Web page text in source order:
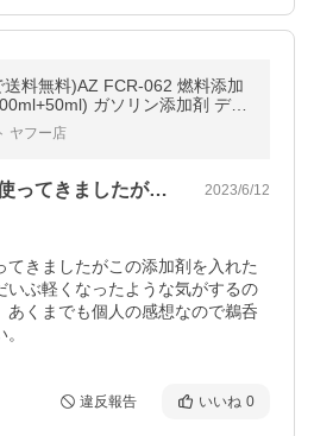
送料無料)AZ FCR-062 燃料添加
ガソリン添加剤 ディ
ヤフー店
前から添加剤は色々使ってきましたがこの… 2023/6/12
てきましたがこの添加剤を入れた
いぶ軽くなったような気がするの
あくまでも個人の感想なので鵜呑
違反報告 いいね 0